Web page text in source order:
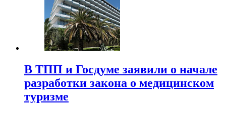
В ТПП и Госдуме заявили о начале
разработки закона о медицинском
туризме